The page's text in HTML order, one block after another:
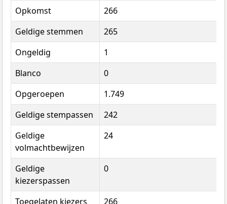
Opkomst
266
Geldige stemmen
265
Ongeldig
1
Blanco
0
Opgeroepen
1.749
Geldige stempassen
242
Geldige
volmachtbewijzen
24
Geldige
kiezerspassen
0
Toegelaten kiezers
266